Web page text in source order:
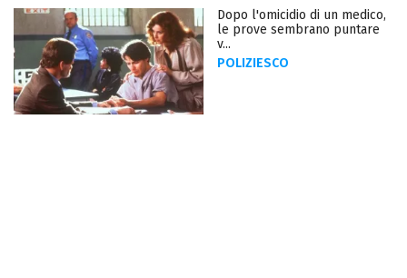
Dopo l'omicidio di un medico,
le prove sembrano puntare
v...
POLIZIESCO